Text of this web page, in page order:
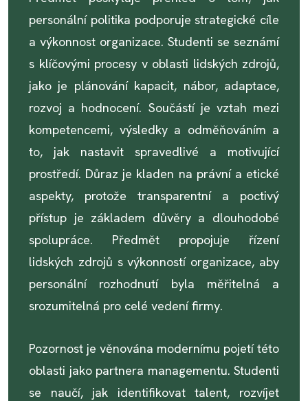
personální politika podporuje strategické cíle
a výkonnost organizace. Studenti se seznámí
s klíčovými procesy v oblasti lidských zdrojů,
jako je plánování kapacit, nábor, adaptace,
rozvoj a hodnocení. Součástí je vztah mezi
kompetencemi, výsledky a odměňováním a
to, jak nastavit spravedlivé a motivující
prostředí. Důraz je kladen na právní a etické
aspekty, protože transparentní a poctivý
přístup je základem důvěry a dlouhodobé
spolupráce. Předmět propojuje řízení
lidských zdrojů s výkonností organizace, aby
personální rozhodnutí byla měřitelná a
srozumitelná pro celé vedení firmy.
Pozornost je věnována modernímu pojetí této
oblasti jako partnera managementu. Studenti
se naučí, jak identifikovat talent, rozvíjet